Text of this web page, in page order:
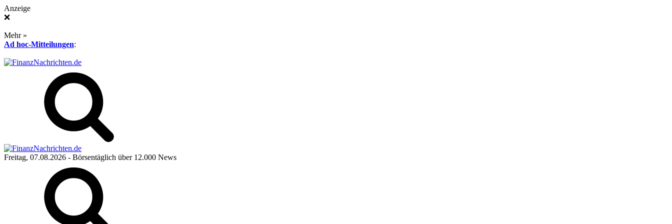
Anzeige
❌
Mehr »
Ad hoc-Mitteilungen:
Freitag, 07.08.2026 - Börsentäglich über 12.000 News